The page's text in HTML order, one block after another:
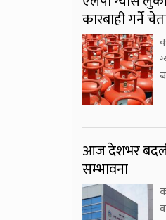
कारबाही गर्ने
आज देशभर बदली,
सम्भावना